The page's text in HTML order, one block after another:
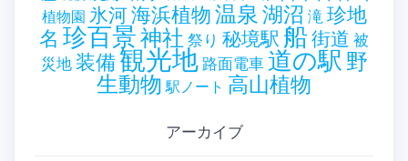
植物園 氷河海浜植物温泉湖沼 滝 珍地
名 珍百景神社 祭り 秘境駅 船街道 被
災地 装備観光地 路面電車道の駅 野
生動物 駅ノート 高山植物
アーカイブ